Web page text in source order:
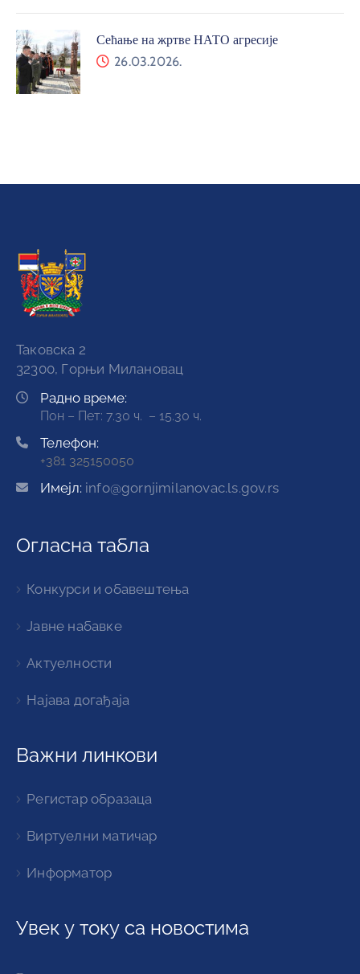
Сећање на жртве НАТО агресије
26.03.2026.
Таковска 2
32300, Горњи Милановац
Радно време:
Пон – Пет: 7.30 ч. – 15.30 ч.
Телефон:
+381 325150050
Имејл: info@gornjimilanovac.ls.gov.rs
Огласна табла
Конкурси и обавештења
Јавне набавке
Актуелности
Најава догађаја
Важни линкови
Регистар образаца
Виртуелни матичар
Информатор
Увек у току са новостима